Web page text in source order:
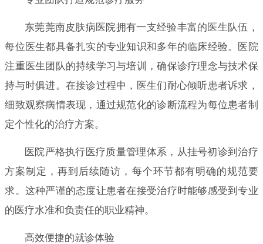
东莞莞南皮肤病医院拥有一支经验丰富的医生队伍，
每位医生都具备扎实的专业知识和多年的临床经验。医院
注重医生团队的持续学习与培训，确保诊疗理念与技术保
持与时俱进。在接诊过程中，医生们耐心倾听患者诉求，
细致观察病情表现，通过规范化的诊断流程为每位患者制
定个性化的治疗方案。
医院严格执行医疗质量管理体系，从挂号初诊到治疗
方案制定，再到后续随访，每个环节都有明确的规范要
求。这种严谨的态度让患者在接受治疗时能够感受到专业
的医疗水准和负责任的职业精神。
高效便捷的就诊体验